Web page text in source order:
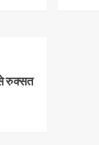
से रुक्सत